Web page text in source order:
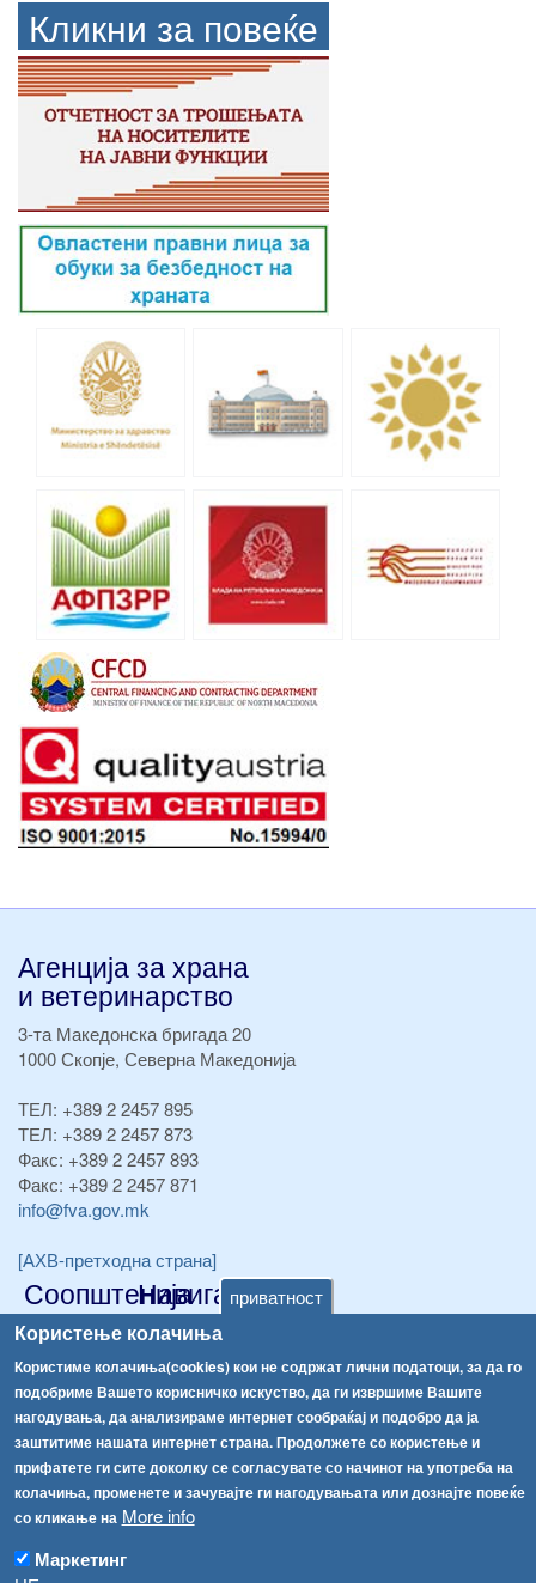
приватност
Користење колачиња
Користиме колачиња(cookies) кои не содржат лични податоци, за да го
подобриме Вашето корисничко искуство, да ги извршиме Вашите
нагодувања, да анализираме интернет сообраќај и подобро да ја
заштитиме нашата интернет страна. Продолжете со користење и
прифатете ги сите доколку се согласувате со начинот на употреба на
колачиња, променете и зачувајте ги нагодувањата или дознајте повеќе
со кликање на More info
Маркетинг
Кликни за повеќе
Агенција за храна
и ветеринарство
3-та Македонска бригада 20
1000 Скопје, Северна Македонија
ТЕЛ: +389 2 2457 895
ТЕЛ: +389 2 2457 873
Факс: +389 2 2457 893
Факс: +389 2 2457 871
info@fva.gov.mk
[АХВ-претходна страна]
Соопштенија
Република Бугарија ги засили официјалните контроли при увоз на свежо овошје и зеленчук
Високите температури ризик од труење со храна, опасни се и за животните
Водата во Гостивар може да се користи како техничка, продолжува испораката на флаширана вода
Во Гостивар спроведени 70 вонредни контроли
Забраната за водата во Гостивар останува на сила, операторите да користат само технички безбедна вода
Навигација
Архива
Регистри
Обрасци
Забрани
Огласи